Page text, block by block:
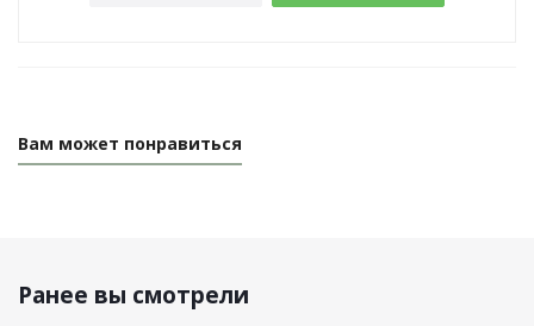
Вам может понравиться
Ранее вы смотрели